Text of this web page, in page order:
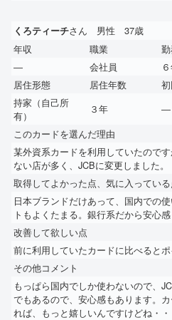
くろティーチさん 男性 37歳
年収
職業
―
会社員
居住形態
居住年数
持家（自己所
有）
３年 ―
このカードを選んだ理由
某外資系カードを利用していたので
ない店が多く、JCBに変更しました。
取得してよかった点、気に入ってい
日本ブランドだけあって、国内での
トもよくたまる。銀行系だから安心感
改善して欲しい点
前に利用していたカードに比べるとポ
その他コメント
もっぱら国内でしか使わないので、
でもあるので、安心感もあります。
れば、もっと嬉しいんですけどね・・